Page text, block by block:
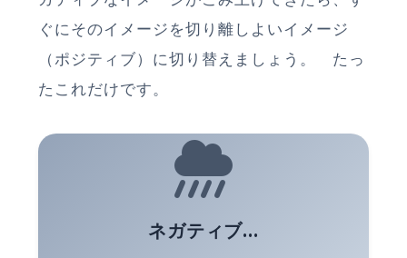
ぐにそのイメージを切り離しよいイメージ
（ポジティブ）に切り替えましょう。 たっ
たこれだけです。
ネガティブ...